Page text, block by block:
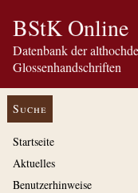
BStK Online
Datenbank der
Glossenhandschriften
Suche
Startseite
Aktuelles
Benutzerhinweise